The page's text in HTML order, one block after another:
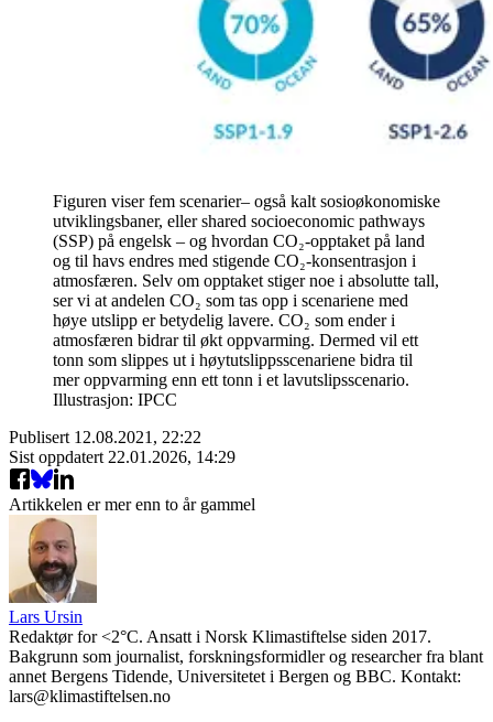
Figuren viser fem scenarier– også kalt sosioøkonomiske
utviklingsbaner, eller shared socioeconomic pathways
(SSP) på engelsk – og hvordan CO₂-opptaket på land
og til havs endres med stigende CO₂-konsentrasjon i
atmosfæren. Selv om opptaket stiger noe i absolutte tall,
ser vi at andelen CO₂ som tas opp i scenariene med
høye utslipp er betydelig lavere. CO₂ som ender i
atmosfæren bidrar til økt oppvarming. Dermed vil ett
tonn som slippes ut i høytutslippsscenariene bidra til
mer oppvarming enn ett tonn i et lavutslipsscenario.
Illustrasjon: IPCC
Publisert 12.08.2021, 22:22
Sist oppdatert 22.01.2026, 14:29
Artikkelen er mer enn to år gammel
Lars Ursin
Redaktør for <2°C. Ansatt i Norsk Klimastiftelse siden 2017.
Bakgrunn som journalist, forskningsformidler og researcher fra blant
annet Bergens Tidende, Universitetet i Bergen og BBC. Kontakt:
lars@klimastiftelsen.no